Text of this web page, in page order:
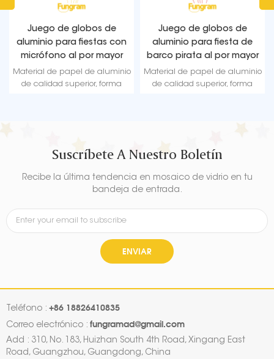
Juego de globos de
aluminio para fiestas con
micrófono al por mayor
Material de papel de aluminio
de calidad superior, forma
Juego de globos de
aluminio para fiesta de
barco pirata al por mayor
Material de papel de aluminio
de calidad superior, forma
Suscríbete A Nuestro Boletín
Recibe la última tendencia en mosaico de vidrio en tu
bandeja de entrada.
ENVIAR
Teléfono : +86 18826410835
Correo electrónico : fungramad@gmail.com
Add : 310, No. 183, Huizhan South 4th Road, Xingang East
Road, Guangzhou, Guangdong, China